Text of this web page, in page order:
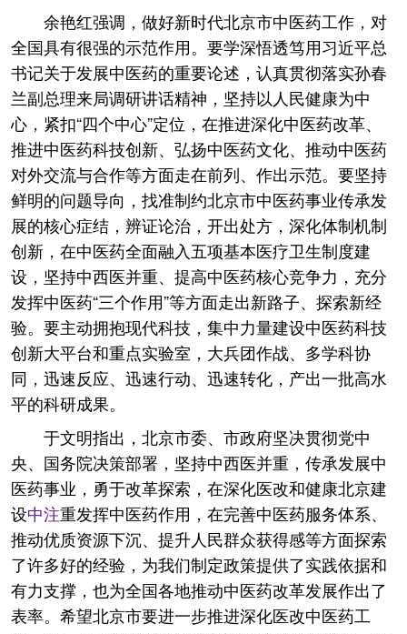
余艳红强调，做好新时代北京市中医药工作，对
全国具有很强的示范作用。要学深悟透笃用习近平总
书记关于发展中医药的重要论述，认真贯彻落实孙春
兰副总理来局调研讲话精神，坚持以人民健康为中
心，紧扣“四个中心”定位，在推进深化中医药改革、
推进中医药科技创新、弘扬中医药文化、推动中医药
对外交流与合作等方面走在前列、作出示范。要坚持
鲜明的问题导向，找准制约北京市中医药事业传承发
展的核心症结，辨证论治，开出处方，深化体制机制
创新，在中医药全面融入五项基本医疗卫生制度建
设，坚持中西医并重、提高中医药核心竞争力，充分
发挥中医药“三个作用”等方面走出新路子、探索新经
验。要主动拥抱现代科技，集中力量建设中医药科技
创新大平台和重点实验室，大兵团作战、多学科协
同，迅速反应、迅速行动、迅速转化，产出一批高水
平的科研成果。
于文明指出，北京市委、市政府坚决贯彻党中
央、国务院决策部署，坚持中西医并重，传承发展中
医药事业，勇于改革探索，在深化医改和健康北京建
设中注重发挥中医药作用，在完善中医药服务体系、
推动优质资源下沉、提升人民群众获得感等方面探索
了许多好的经验，为我们制定政策提供了实践依据和
有力支撑，也为全国各地推动中医药改革发展作出了
表率。希望北京市要进一步推进深化医改中医药工